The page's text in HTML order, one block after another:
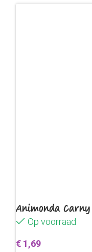
Animonda
Op voorraad
€ 1,69